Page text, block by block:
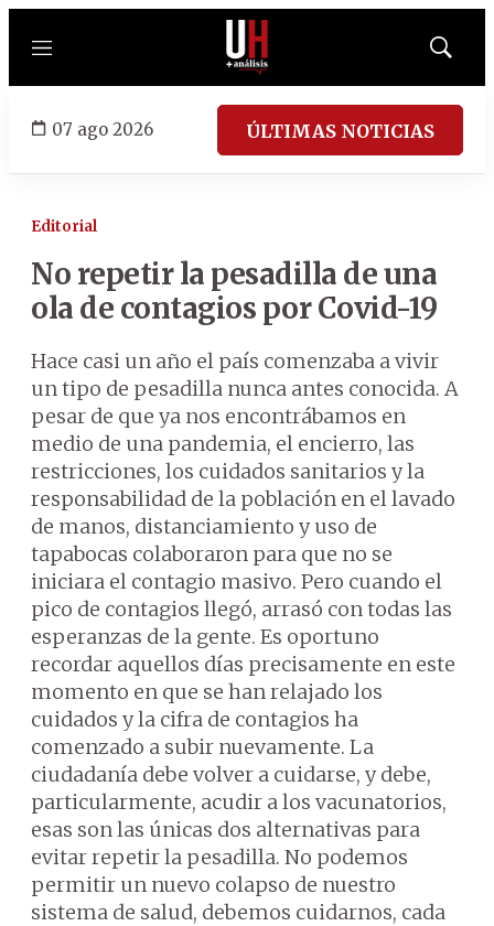
Menú
Mostrar
07 ago 2026 ÚLTIMAS NOTICIAS
Editorial
No repetir la pesadilla de una
ola de contagios por Covid-19
Hace casi un año el país comenzaba a vivir
un tipo de pesadilla nunca antes conocida. A
pesar de que ya nos encontrábamos en
medio de una pandemia, el encierro, las
restricciones, los cuidados sanitarios y la
responsabilidad de la población en el lavado
de manos, distanciamiento y uso de
tapabocas colaboraron para que no se
iniciara el contagio masivo. Pero cuando el
pico de contagios llegó, arrasó con todas las
esperanzas de la gente. Es oportuno
recordar aquellos días precisamente en este
momento en que se han relajado los
cuidados y la cifra de contagios ha
comenzado a subir nuevamente. La
ciudadanía debe volver a cuidarse, y debe,
particularmente, acudir a los vacunatorios,
esas son las únicas dos alternativas para
evitar repetir la pesadilla. No podemos
permitir un nuevo colapso de nuestro
sistema de salud, debemos cuidarnos, cada